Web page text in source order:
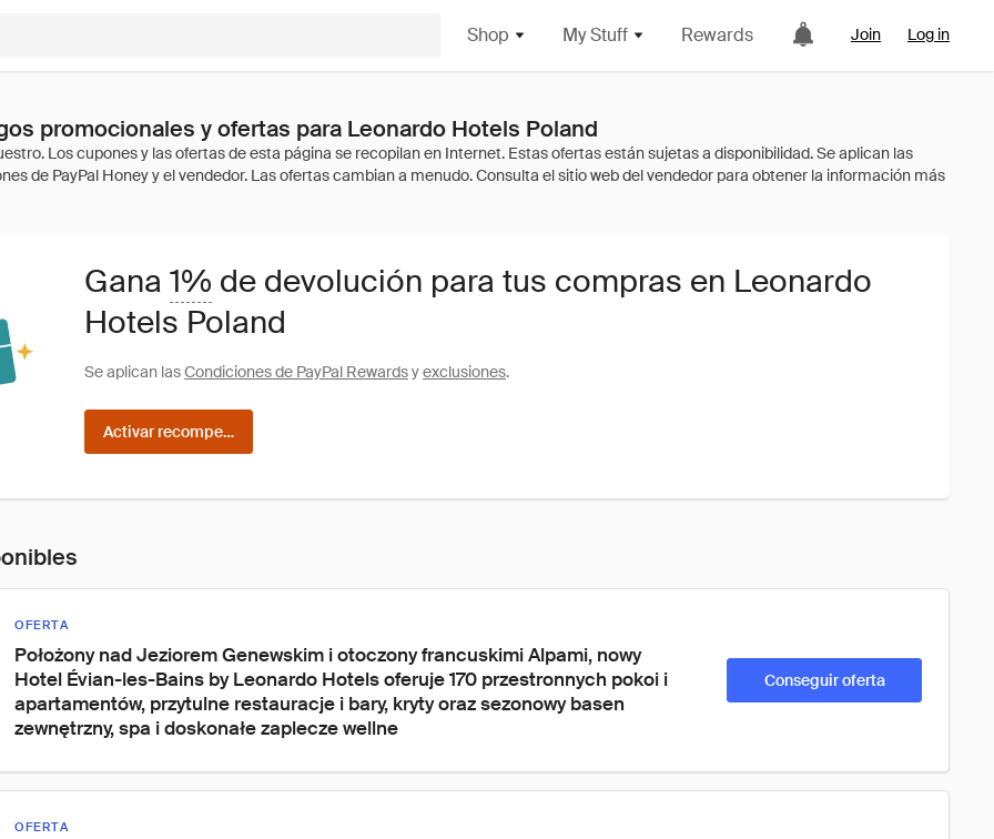
Shop My Stuff Rewards Join Log in
promocionales y ofertas para Leonardo Hotels Poland
Gana 1% de devolución para tus compras en Leonardo
Hotels Poland
Se aplican lasCondiciones de PayPal Rewardsyexclusiones.
Activar recompensas
OFERTA
Położony nad Jeziorem Genewskim i otoczony francuskimi Alpami, nowy
Hotel Évian-les-Bains by Leonardo Hotels oferuje 170 przestronnych pokoi i
apartamentów, przytulne restauracje i bary, kryty oraz sezonowy basen
zewnętrzny, spa i doskonałe zaplecze wellne
Conseguir oferta
OFERTA